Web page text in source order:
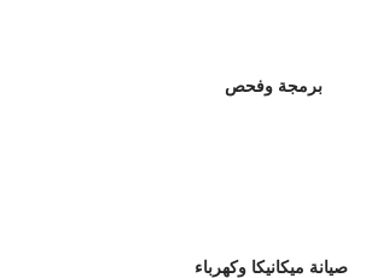
برمجة وفحص
صيانة ميكانيكا وكهرباء